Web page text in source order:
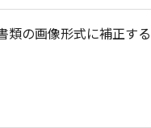
類の画像形式に補正す